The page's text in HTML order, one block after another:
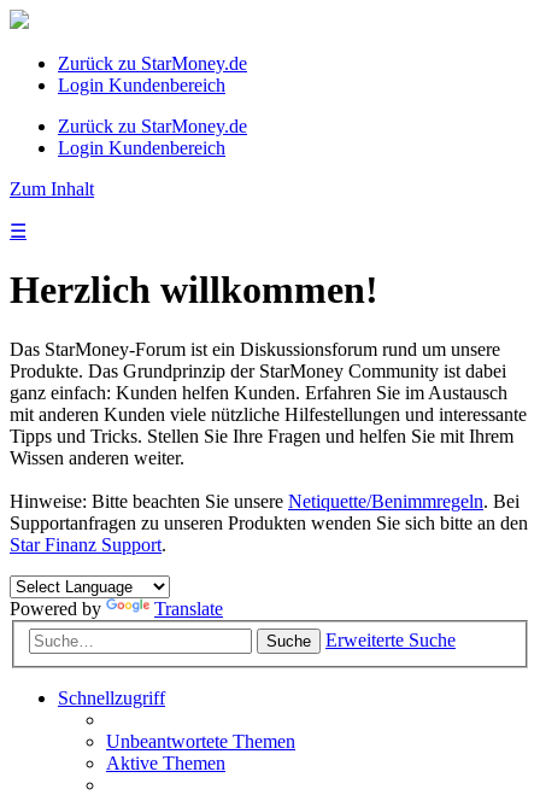
Zurück zu StarMoney.de
Login Kundenbereich
Zurück zu StarMoney.de
Login Kundenbereich
Zum Inhalt
☰
Herzlich willkommen!
Das StarMoney-Forum ist ein Diskussionsforum rund um unsere
Produkte. Das Grundprinzip der StarMoney Community ist dabei
ganz einfach: Kunden helfen Kunden. Erfahren Sie im Austausch
mit anderen Kunden viele nützliche Hilfestellungen und interessante
Tipps und Tricks. Stellen Sie Ihre Fragen und helfen Sie mit Ihrem
Wissen anderen weiter.
Hinweise: Bitte beachten Sie unsere Netiquette/Benimmregeln. Bei
Supportanfragen zu unseren Produkten wenden Sie sich bitte an den
Star Finanz Support.
Powered by Translate
Suche Erweiterte Suche
Schnellzugriff
Unbeantwortete Themen
Aktive Themen